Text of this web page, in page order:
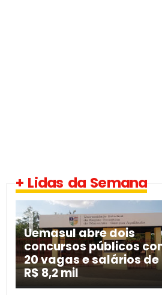
+ Lidas da Semana
Uemasul abre dois
concursos públicos
20 vagas e salários de
R$ 8,2 mil